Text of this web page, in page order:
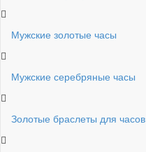
Мужские золотые часы
Мужские серебряные часы
Золотые браслеты для часов